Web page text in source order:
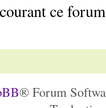
ce
® Forum